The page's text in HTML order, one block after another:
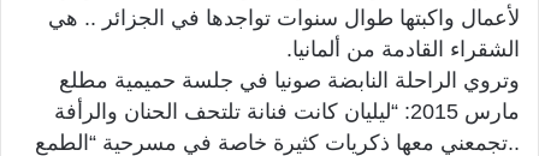
لأعمال واكبتها طوال سنوات تواجدها في الجزائر .. هي
الشقراء القادمة من ألمانيا.
وتروي الراحلة النابضة صونيا في جلسة حميمية مطلع
مارس 2015: “ليليان كانت فنانة تلتحف الحنان والرأفة
..تجمعني معها ذكريات كثيرة خاصة في مسرحية “الطمع